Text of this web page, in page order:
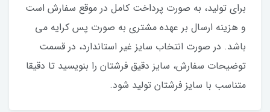
برای تولید، به صورت پرداخت کامل در موقع سفارش است
و هزینه ارسال بر عهده مشتری به صورت پس کرایه می
باشد. در صورت انتخاب سایز غیر استاندارد، در قسمت
توضیحات سفارش، سایز دقیق فرشتان را بنویسید تا دقیقا
متناسب با سایز فرشتان تولید شود.